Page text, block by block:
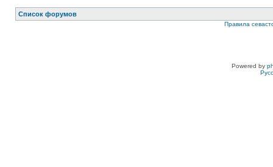
Список форумов
Правила
Powered by